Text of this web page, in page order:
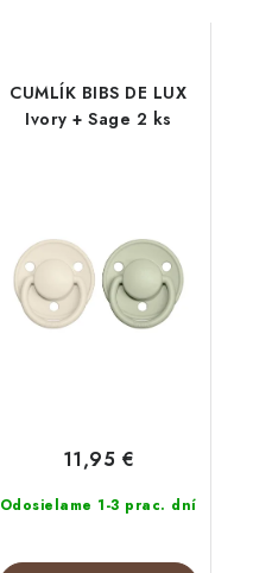
CUMLÍK BIBS DE LUX
Ivory + Sage 2 ks
Odosielame 1-3 prac. dní
11,95 €